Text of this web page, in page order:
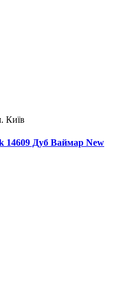
Київ
14609 Дуб Ваймар New